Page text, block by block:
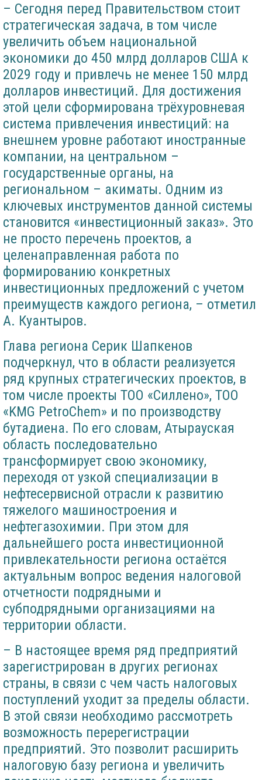
– Сегодня перед Правительством стоит
стратегическая задача, в том числе
увеличить объем национальной
экономики до 450 млрд долларов США к
2029 году и привлечь не менее 150 млрд
долларов инвестиций. Для достижения
этой цели сформирована трёхуровневая
система привлечения инвестиций: на
внешнем уровне работают иностранные
компании, на центральном –
государственные органы, на
региональном – акиматы. Одним из
ключевых инструментов данной системы
становится «инвестиционный заказ». Это
не просто перечень проектов, а
целенаправленная работа по
формированию конкретных
инвестиционных предложений с учетом
преимуществ каждого региона, – отметил
А. Куантыров.
Глава региона Серик Шапкенов
подчеркнул, что в области реализуется
ряд крупных стратегических проектов, в
том числе проекты ТОО «Силлено», ТОО
«KMG PetroChem» и по производству
бутадиена. По его словам, Атырауская
область последовательно
трансформирует свою экономику,
переходя от узкой специализации в
нефтесервисной отрасли к развитию
тяжелого машиностроения и
нефтегазохимии. При этом для
дальнейшего роста инвестиционной
привлекательности региона остаётся
актуальным вопрос ведения налоговой
отчетности подрядными и
субподрядными организациями на
территории области.
– В настоящее время ряд предприятий
зарегистрирован в других регионах
страны, в связи с чем часть налоговых
поступлений уходит за пределы области.
В этой связи необходимо рассмотреть
возможность перерегистрации
предприятий. Это позволит расширить
налоговую базу региона и увеличить